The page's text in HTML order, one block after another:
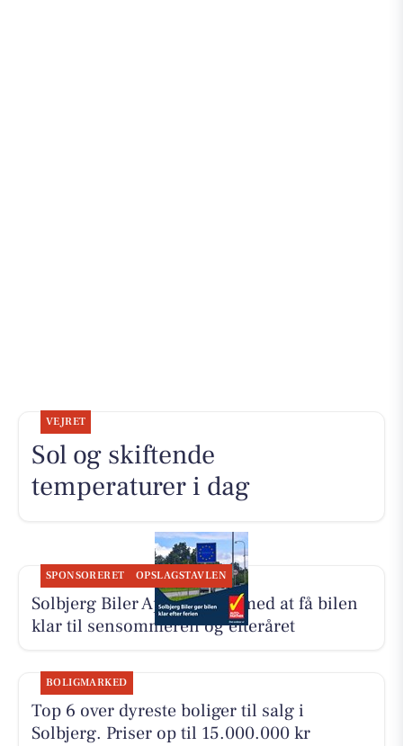
VEJRET
Sol og skiftende
temperaturer i dag
SPONSORERET OPSLAGSTAVLEN
Solbjerg Biler ApS hjælper med at få bilen
klar til sensommeren og efteråret
BOLIGMARKED
Top 6 over dyreste boliger til salg i
Solbjerg. Priser op til 15.000.000 kr